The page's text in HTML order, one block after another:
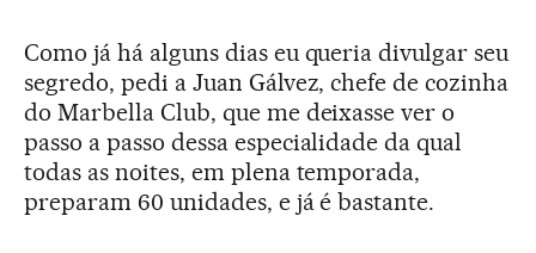
Como já há alguns dias eu queria divulgar seu
segredo, pedi a Juan Gálvez, chefe de cozinha
do Marbella Club, que me deixasse ver o
passo a passo dessa especialidade da qual
todas as noites, em plena temporada,
preparam 60 unidades, e já é bastante.